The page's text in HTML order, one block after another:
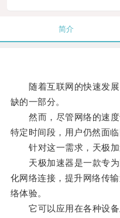
简介
随着互联网的快速发展
缺的一部分。
然而，尽管网络的速度
特定时间段，用户仍然面
针对这一需求，天极加
天极加速器是一款专为
化网络连接，提升网络传
络体验。
它可以应用在各种设备